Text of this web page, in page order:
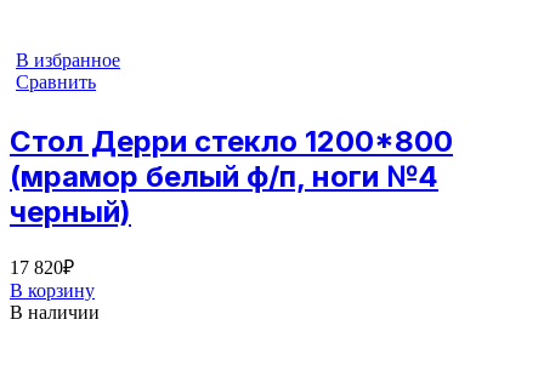
В избранное
Сравнить
Стол Дерри стекло 1200*800
(мрамор белый ф/п, ноги №4
черный)
17 820₽
В корзину
В наличии